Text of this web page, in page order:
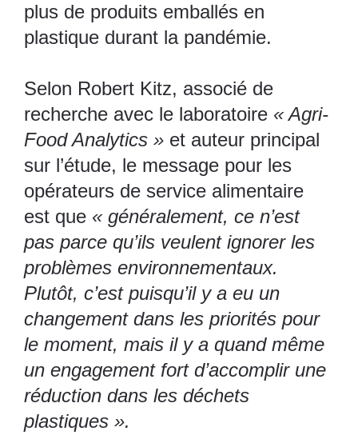
plus de produits emballés en
plastique durant la pandémie.
Selon Robert Kitz, associé de
recherche avec le laboratoire « Agri-
Food Analytics » et auteur principal
sur l’étude, le message pour les
opérateurs de service alimentaire
est que « généralement, ce n’est
pas parce qu’ils veulent ignorer les
problèmes environnementaux.
Plutôt, c’est puisqu’il y a eu un
changement dans les priorités pour
le moment, mais il y a quand même
un engagement fort d’accomplir une
réduction dans les déchets
plastiques ».